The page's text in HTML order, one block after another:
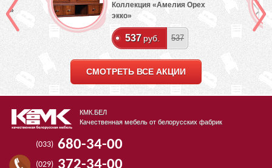
Коллекция «Амелия Орех
экко»
537 руб. 537
СМОТРЕТЬ ВСЕ АКЦИИ
КМК.БЕЛ
Качественная мебель от белорусских фабрик
(033) 680-34-00
(029) 372-34-00